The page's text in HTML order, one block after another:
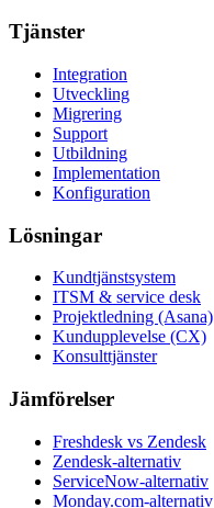
Tjänster
Integration
Utveckling
Migrering
Support
Utbildning
Implementation
Konfiguration
Lösningar
Kundtjänstsystem
ITSM & service desk
Projektledning (Asana)
Kundupplevelse (CX)
Konsulttjänster
Jämförelser
Freshdesk vs Zendesk
Zendesk-alternativ
ServiceNow-alternativ
Monday.com-alternativ